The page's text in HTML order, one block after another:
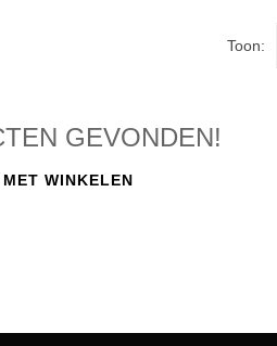
Toon:
GEVONDEN!
WINKELEN